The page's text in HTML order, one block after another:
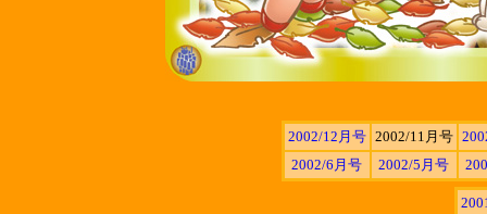
2002/12月号 2002/11月号
2002/6月号
2002/5月号